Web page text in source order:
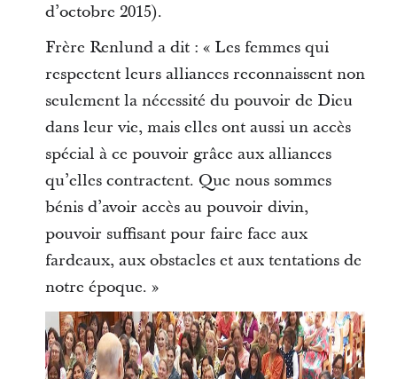
d’octobre 2015).
Frère Renlund a dit : « Les femmes qui
respectent leurs alliances reconnaissent non
seulement la nécessité du pouvoir de Dieu
dans leur vie, mais elles ont aussi un accès
spécial à ce pouvoir grâce aux alliances
qu’elles contractent. Que nous sommes
bénis d’avoir accès au pouvoir divin,
pouvoir suffisant pour faire face aux
fardeaux, aux obstacles et aux tentations de
notre époque. »